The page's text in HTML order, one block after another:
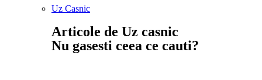
Uz Casnic
Articole de Uz casnic
Nu gasesti ceea ce cauti?